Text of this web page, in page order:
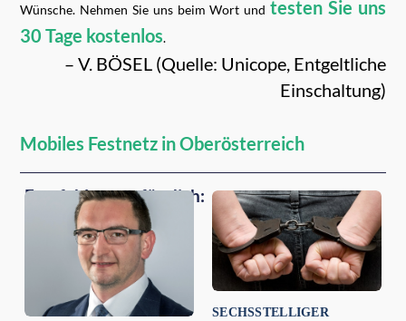
Wünsche. Nehmen Sie uns beim Wort undtesten Sie uns
30 Tage kostenlos.
– V. BÖSEL (Quelle: Unicope, Entgeltliche
Einschaltung)
Mobiles Festnetz in Oberösterreich
Empfehlungen für dich:
SECHSSTELLIGER